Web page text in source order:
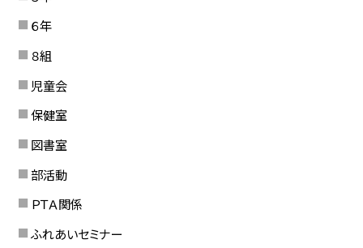
６年
８組
児童会
保健室
図書室
部活動
ＰＴＡ関係
ふれあいセミナー